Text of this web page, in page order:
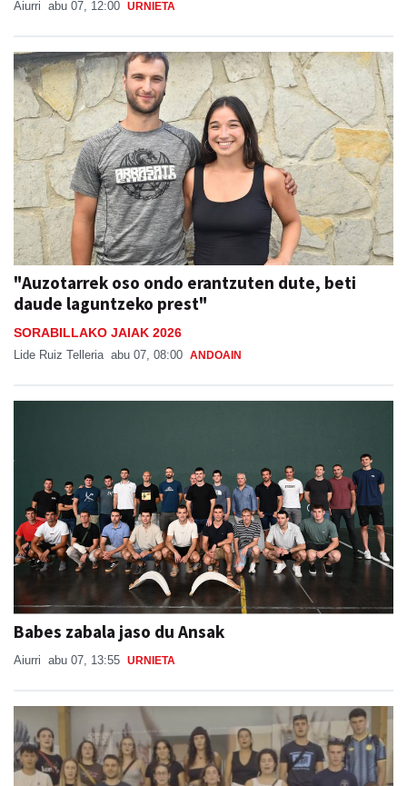
Aiurri abu 07, 12:00 URNIETA
"Auzotarrek oso ondo erantzuten dute, beti
daude laguntzeko prest"
SORABILLAKO JAIAK 2026
Lide Ruiz Telleria abu 07, 08:00 ANDOAIN
Babes zabala jaso du Ansak
Aiurri abu 07, 13:55 URNIETA